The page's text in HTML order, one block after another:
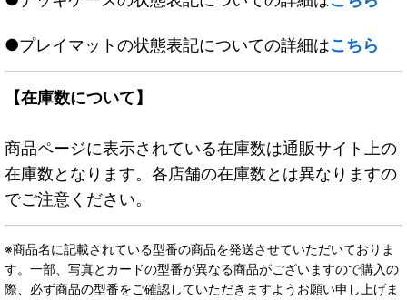
●プレイマットの状態表記についての詳細はこちら
【在庫数について】
商品ページに表示されている在庫数は通販サイト上の
在庫数となります。各店舗の在庫数とは異なりますの
でご注意ください。
※商品名に記載されている型番の商品を発送させていただいておりま
す。一部、写真とカードの型番が異なる商品がございますので購入の
際、必ず商品の型番をご確認していただきますようお願い申し上げま